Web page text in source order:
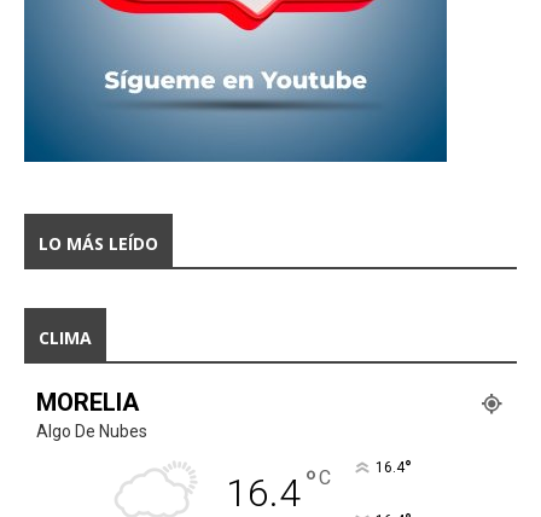
LO MÁS LEÍDO
CLIMA
MORELIA
Algo De Nubes
16.4°C 16.4°